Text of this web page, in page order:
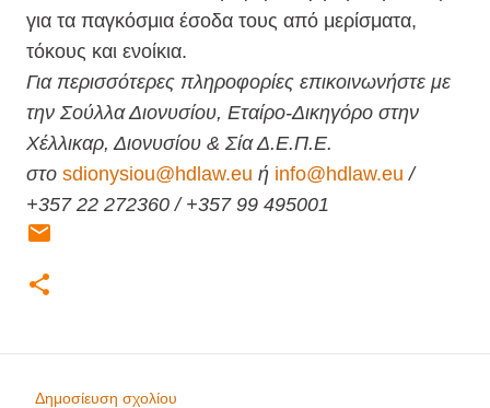
για τα παγκόσμια έσοδα τους από μερίσματα,
τόκους και ενοίκια.
Για περισσότερες πληροφορίες επικοινωνήστε με
την Σούλλα Διονυσίου, Εταίρο-Δικηγόρο στην
Χέλλικαρ, Διονυσίου & Σία Δ.Ε.Π.Ε.
στο sdionysiou@hdlaw.eu ή info@hdlaw.eu /
+357 22 272360 / +357 99 495001
Δημοσίευση σχολίου